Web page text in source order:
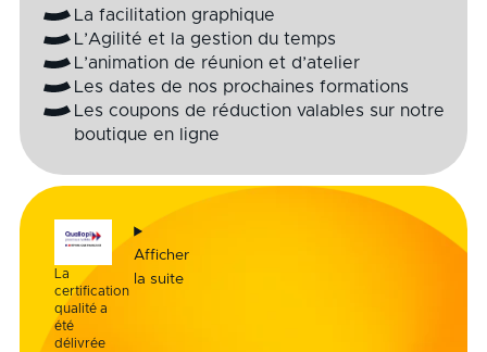
La facilitation graphique
L’Agilité et la gestion du temps
L’animation de réunion et d’atelier
Les dates de nos prochaines formations
Les coupons de réduction valables sur notre
boutique en ligne
La
certification
qualité a
été
délivrée
Afficher
la suite